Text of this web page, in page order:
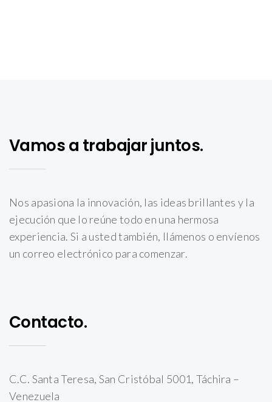
Vamos a trabajar juntos.
Nos apasiona la innovación, las ideas brillantes y la
ejecución que lo reúne todo en una hermosa
experiencia. Si a usted también, llámenos o envíenos
un correo electrónico para comenzar.
Contacto.
C.C. Santa Teresa, San Cristóbal 5001, Táchira –
Venezuela